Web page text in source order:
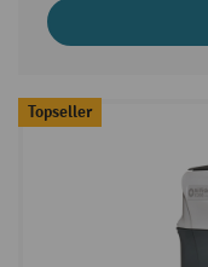
Topseller